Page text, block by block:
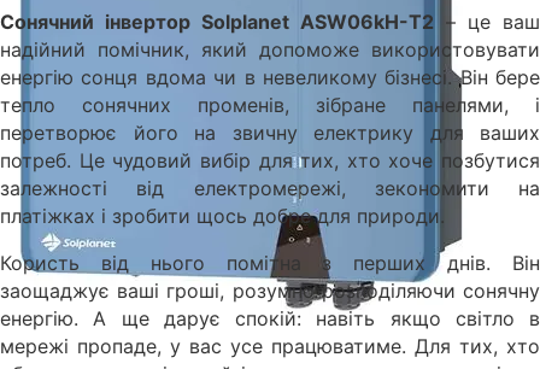
Сонячний інвертор Solplanet ASW06kH-T2 – це ваш
надійний помічник, який допоможе використовувати
енергію сонця вдома чи в невеликому бізнесі. Він бере
тепло сонячних променів, зібране панелями, і
перетворює його на звичну електрику для ваших
потреб. Це чудовий вибір для тих, хто хоче позбутися
залежності від електромережі, зекономити на
платіжках і зробити щось добре для природи.
Користь від нього помітна з перших днів. Він
заощаджує ваші гроші, розумно розподіляючи сонячну
енергію. А ще дарує спокій: навіть якщо світло в
мережі пропаде, у вас усе працюватиме. Для тих, хто